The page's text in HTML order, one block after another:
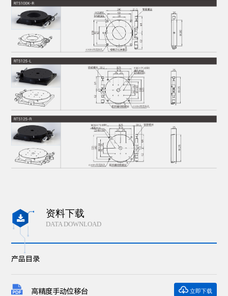
 资料下载
DATA DOWNLOAD
产品目录
高精度手动位移台  立即下载